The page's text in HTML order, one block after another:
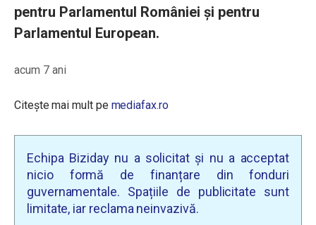
pentru Parlamentul României şi pentru
Parlamentul European.
acum 7 ani
Citește mai mult pe mediafax.ro
Echipa Biziday nu a solicitat și nu a acceptat
nicio formă de finanțare din fonduri
guvernamentale. Spațiile de publicitate sunt
limitate, iar reclama neinvazivă.